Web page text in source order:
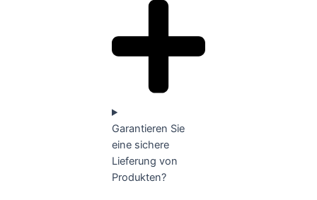
Garantieren Sie
eine sichere
Lieferung von
Produkten?